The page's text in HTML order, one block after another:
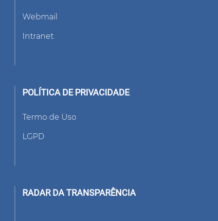
Webmail
Intranet
POLÍTICA DE PRIVACIDADE
Termo de Uso
LGPD
RADAR DA TRANSPARÊNCIA